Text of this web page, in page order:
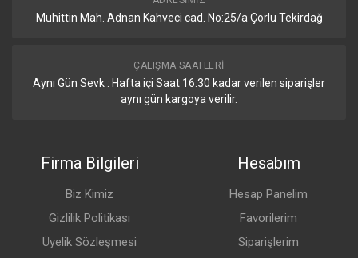
Muhittin Mah. Adnan Kahveci cad. No:25/a Çorlu Tekirdağ
ÇALIŞMA SAATLERI
Aynı Gün Sevk : Hafta içi Saat 16:30 kadar verilen siparişler
aynı gün kargoya verilir.
Firma Bilgileri
Biz Kimiz
Gizlilik Politikası
Üyelik Sözleşmesi
Hesabım
Hesap Panelim
Favorilerim
Siparişlerim